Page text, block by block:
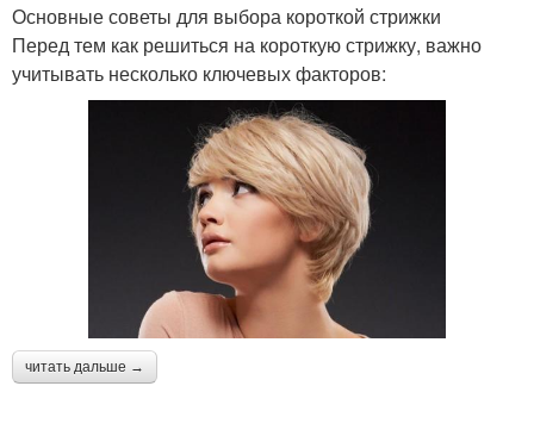
Основные советы для выбора короткой стрижки
Перед тем как решиться на короткую стрижку, важно
учитывать несколько ключевых факторов:
читать дальше →